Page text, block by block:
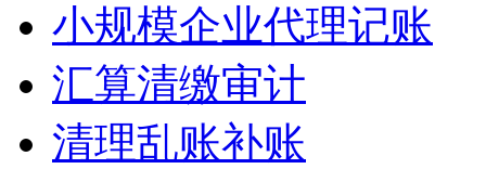
小规模企业代理记账
汇算清缴审计
清理乱账补账